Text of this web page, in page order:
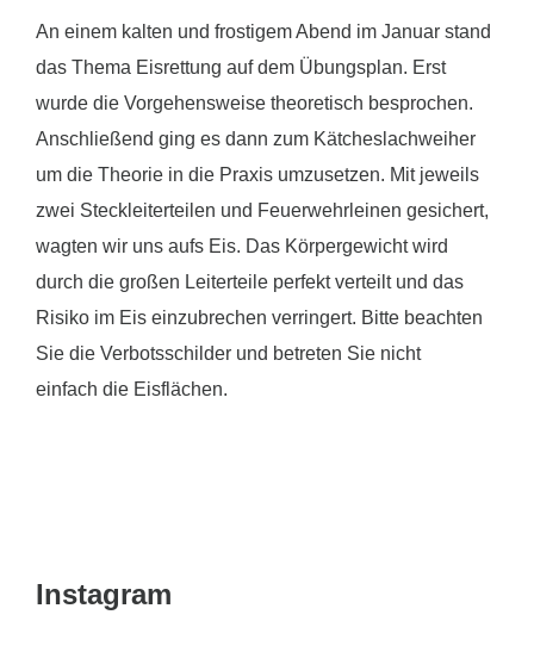
An einem kalten und frostigem Abend im Januar stand
das Thema Eisrettung auf dem Übungsplan. Erst
wurde die Vorgehensweise theoretisch besprochen.
Anschließend ging es dann zum Kätcheslachweiher
um die Theorie in die Praxis umzusetzen. Mit jeweils
zwei Steckleiterteilen und Feuerwehrleinen gesichert,
wagten wir uns aufs Eis. Das Körpergewicht wird
durch die großen Leiterteile perfekt verteilt und das
Risiko im Eis einzubrechen verringert. Bitte beachten
Sie die Verbotsschilder und betreten Sie nicht
einfach die Eisflächen.
Instagram